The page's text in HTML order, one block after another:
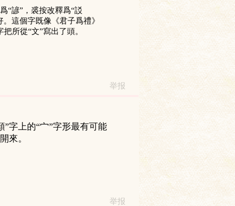
“諺”，裘按改釋爲“訤
這個字既像《君子爲禮》
把所從“文”寫出了頭。
举报
”字上的“宀”字形最有可能
來。
举报